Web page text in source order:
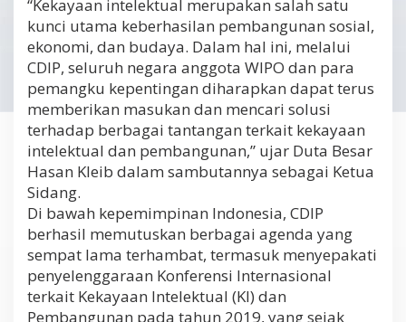
“Kekayaan intelektual merupakan salah satu
kunci utama keberhasilan pembangunan sosial,
ekonomi, dan budaya. Dalam hal ini, melalui
CDIP, seluruh negara anggota WIPO dan para
pemangku kepentingan diharapkan dapat terus
memberikan masukan dan mencari solusi
terhadap berbagai tantangan terkait kekayaan
intelektual dan pembangunan,” ujar Duta Besar
Hasan Kleib dalam sambutannya sebagai Ketua
Sidang.
Di bawah kepemimpinan Indonesia, CDIP
berhasil memutuskan berbagai agenda yang
sempat lama terhambat, termasuk menyepakati
penyelenggaraan Konferensi Internasional
terkait Kekayaan Intelektual (KI) dan
Pembangunan pada tahun 2019, yang sejak